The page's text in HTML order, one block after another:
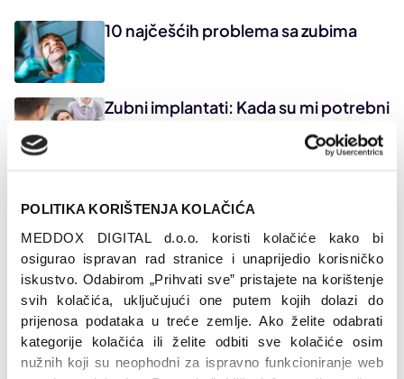
POLITIKA KORIŠTENJA KOLAČIĆA
MEDDOX DIGITAL d.o.o. koristi kolačiće kako bi
osigurao ispravan rad stranice i unaprijedio korisničko
iskustvo. Odabirom „Prihvati sve” pristajete na korištenje
svih kolačića, uključujući one putem kojih dolazi do
prijenosa podataka u treće zemlje. Ako želite odabrati
kategorije kolačića ili želite odbiti sve kolačiće osim
nužnih koji su neophodni za ispravno funkcioniranje web
10 najčešćih problema sa zubima
Zubni implantati: Kada su mi potrebni
što moraš znati o ortodontskoj
Fiksni ili mobilni aparatić za zube: Koji
je pravi izbor za mene?
Stomatološki rječnik: Od abutmenta
do zubnog implantata